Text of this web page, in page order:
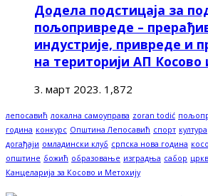
Додела подстицаја за
пољопривреде –
индустрије, привреде и
на територији АП Косово
3. март 2023. 1,872
лепосавић локална самоуправа zoran todić
година конкурс Општина Лепосавић спорт култура
догађаји омладински клуб српска нова година
општине божић образовање изградња сабор
Канцеларија за Косово и Метохију